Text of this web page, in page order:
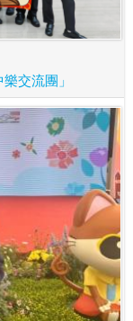
交流團」